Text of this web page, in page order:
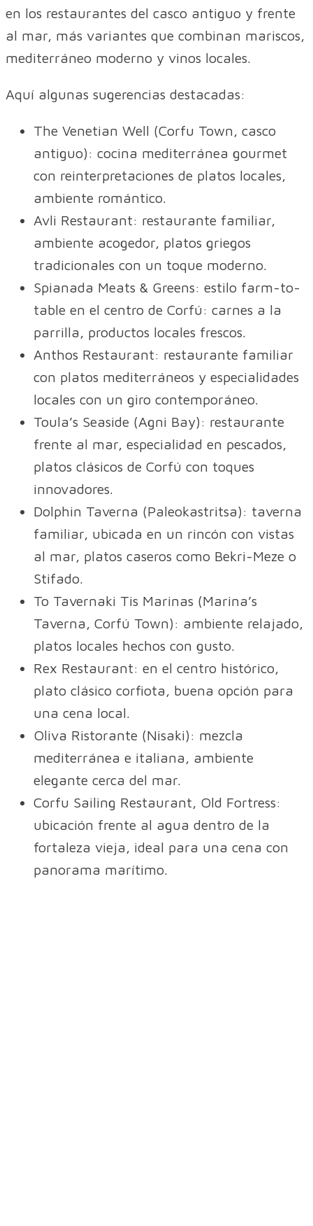
en los restaurantes del casco antiguo y frente
al mar, más variantes que combinan mariscos,
mediterráneo moderno y vinos locales.
Aquí algunas sugerencias destacadas:
The Venetian Well (Corfu Town, casco
antiguo): cocina mediterránea gourmet
con reinterpretaciones de platos locales,
ambiente romántico.
Avli Restaurant: restaurante familiar,
ambiente acogedor, platos griegos
tradicionales con un toque moderno.
Spianada Meats & Greens: estilo farm-to-
table en el centro de Corfú: carnes a la
parrilla, productos locales frescos.
Anthos Restaurant: restaurante familiar
con platos mediterráneos y especialidades
locales con un giro contemporáneo.
Toula’s Seaside (Agni Bay): restaurante
frente al mar, especialidad en pescados,
platos clásicos de Corfú con toques
innovadores.
Dolphin Taverna (Paleokastritsa): taverna
familiar, ubicada en un rincón con vistas
al mar, platos caseros como Bekri-Meze o
Stifado.
To Tavernaki Tis Marinas (Marina’s
Taverna, Corfú Town): ambiente relajado,
platos locales hechos con gusto.
Rex Restaurant: en el centro histórico,
plato clásico corfiota, buena opción para
una cena local.
Oliva Ristorante (Nisaki): mezcla
mediterránea e italiana, ambiente
elegante cerca del mar.
Corfu Sailing Restaurant, Old Fortress:
ubicación frente al agua dentro de la
fortaleza vieja, ideal para una cena con
panorama marítimo.